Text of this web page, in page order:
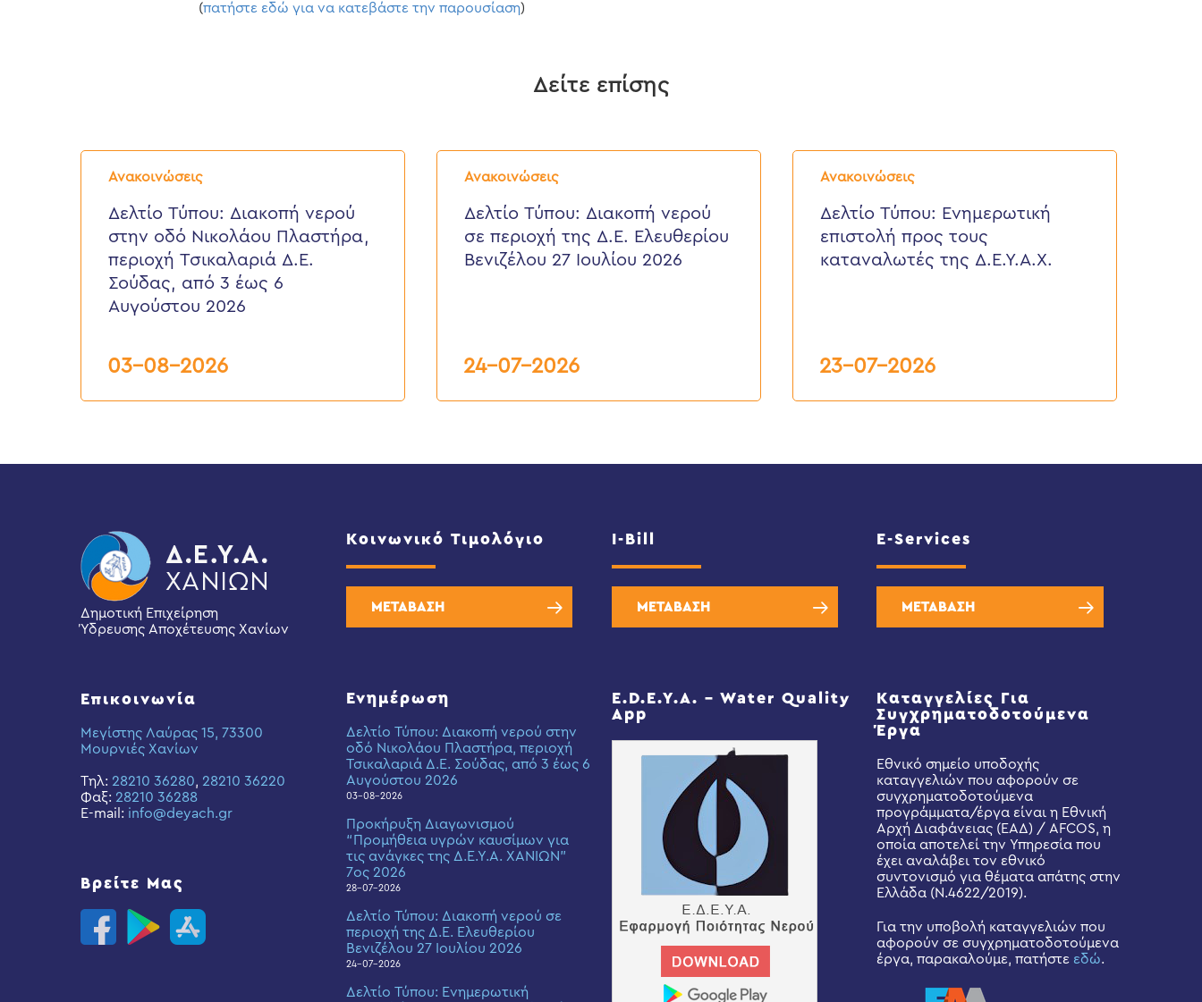
(πατήστε εδώ για να κατεβάστε την παρουσίαση)
Δείτε επίσης
Ανακοινώσεις
Δελτίο
Τύπου:
νερού
στην
Νικολάου
Πλαστήρα,
περιοχή
Τσικαλαριά
6
Δελτίο Τύπου: Διακοπή νερού
στην οδό Νικολάου Πλαστήρα,
περιοχή Τσικαλαριά Δ.Ε.
Σούδας, από 3 έως 6
Αυγούστου 2026
03-08-2026
Ανακοινώσεις
Δελτίο
Τύπου:
νερού
περιοχή
Δελτίο Τύπου: Διακοπή νερού
σε περιοχή της Δ.Ε. Ελευθερίου
Βενιζέλου 27 Ιουλίου 2026
24-07-2026
Ανακοινώσεις
Δελτίο
Τύπου:
επιστολή
προς
τους
καταναλωτές
Δελτίο Τύπου: Eνημερωτική
επιστολή προς τους
καταναλωτές της Δ.Ε.Υ.Α.Χ.
23-07-2026
Δημοτική Επιχείρηση
Ύδρευσης Αποχέτευσης Χανίων
Επικοινωνία
Μεγίστης Λαύρας 15, 73300
Μουρνιές Χανίων
Τηλ: 28210 36280, 28210 36220
Φαξ: 28210 36288
E-mail: info@deyach.gr
Βρείτε Μας
Κοινωνικό Τιμολόγιο
ΜΕΤΑΒΑΣΗ
Ενημέρωση
Δελτίο Τύπου: Διακοπή νερού στην
οδό Νικολάου Πλαστήρα, περιοχή
Τσικαλαριά Δ.Ε. Σούδας, από 3 έως 6
Αυγούστου 2026
03-08-2026
Προκήρυξη Διαγωνισμού
“Προμήθεια υγρών καυσίμων για
τις ανάγκες της Δ.Ε.Υ.Α. ΧΑΝΙΩΝ”
7ος 2026
28-07-2026
Δελτίο Τύπου: Διακοπή νερού σε
περιοχή της Δ.Ε. Ελευθερίου
Βενιζέλου 27 Ιουλίου 2026
24-07-2026
Δελτίο Τύπου: Eνημερωτική
I-Bill
ΜΕΤΑΒΑΣΗ
E.D.E.Y.A. – Water Quality
App
E-Services
ΜΕΤΑΒΑΣΗ
Καταγγελίες Για
Συγχρηματοδοτούμενα
Έργα
Εθνικό σημείο υποδοχής
καταγγελιών που αφορούν σε
συγχρηματοδοτούμενα
προγράμματα/έργα είναι η Εθνική
Αρχή Διαφάνειας (ΕΑΔ) / AFCOS, η
οποία αποτελεί την Υπηρεσία που
έχει αναλάβει τον εθνικό
συντονισμό για θέματα απάτης στην
Ελλάδα (Ν.4622/2019).
Για την υποβολή καταγγελιών που
αφορούν σε συγχρηματοδοτούμενα
έργα, παρακαλούμε, πατήστε εδώ.